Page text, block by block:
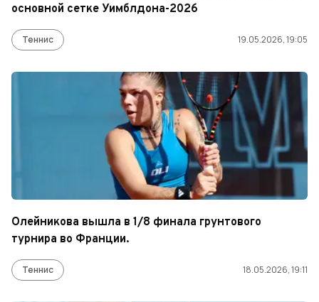
основной сетке Уимблдона-2026
Теннис 19.05.2026, 19:05
Олейникова вышла в 1/8 финала грунтового
турнира во Франции.
Теннис 18.05.2026, 19:11